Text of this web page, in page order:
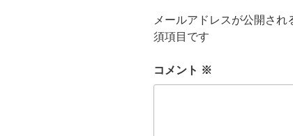
メールアドレスが公開され
須項目です
コメント ※